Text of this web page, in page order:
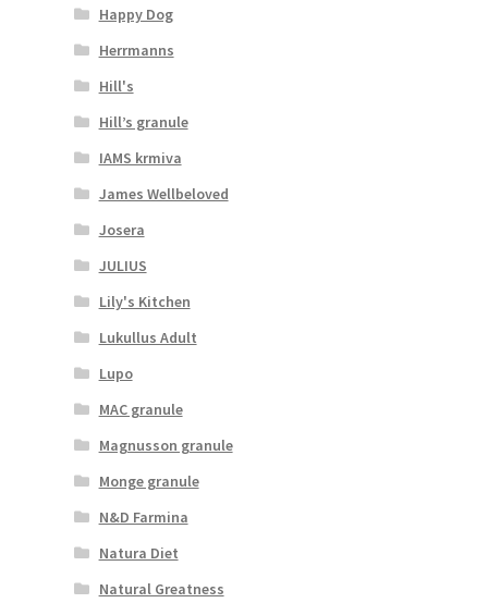
Happy Dog
Herrmanns
Hill's
Hill’s granule
IAMS krmiva
James Wellbeloved
Josera
JULIUS
Lily's Kitchen
Lukullus Adult
Lupo
MAC granule
Magnusson granule
Monge granule
N&D Farmina
Natura Diet
Natural Greatness